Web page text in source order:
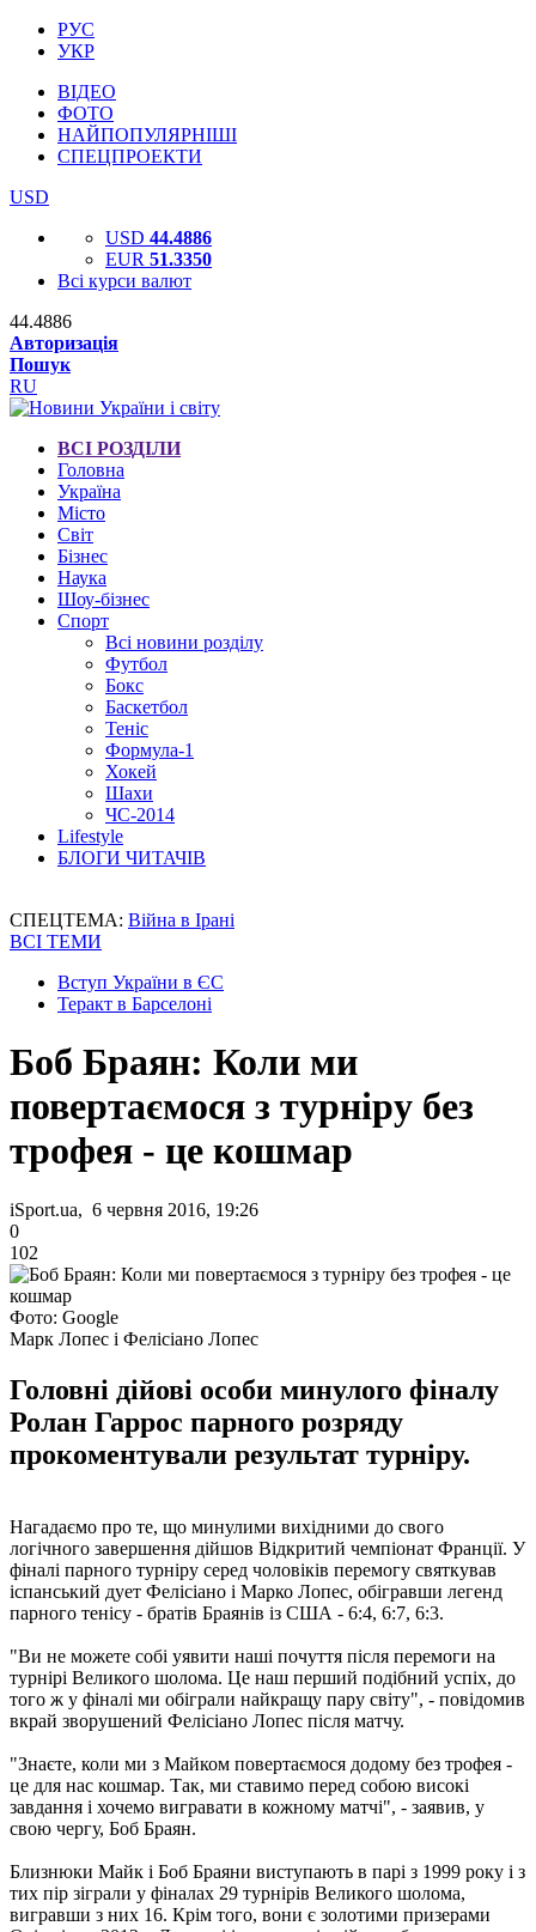
РУС
УКР
ВІДЕО
ФОТО
НАЙПОПУЛЯРНІШІ
СПЕЦПРОЕКТИ
USD
USD 44.4886
EUR 51.3350
Всі курси валют
44.4886
Авторизація
Пошук
RU
ВСІ РОЗДІЛИ
Головна
Україна
Місто
Світ
Бізнес
Наука
Шоу-бізнес
Спорт
Всі новини розділу
Футбол
Бокс
Баскетбол
Теніс
Формула-1
Хокей
Шахи
ЧС-2014
Lifestyle
БЛОГИ ЧИТАЧІВ
СПЕЦТЕМА: Війна в Ірані
ВСІ ТЕМИ
Вступ України в ЄС
Теракт в Барселоні
Боб Браян: Коли ми
повертаємося з турніру без
трофея - це кошмар
iSport.ua, 6 червня 2016, 19:26
0
102
Фото: Google
Марк Лопес і Фелісіано Лопес
Головні дійові особи минулого фіналу
Ролан Гаррос парного розряду
прокоментували результат турніру.
Нагадаємо про те, що минулими вихідними до свого
логічного завершення дійшов Відкритий чемпіонат Франції. У
фіналі парного турніру серед чоловіків перемогу святкував
іспанський дует Фелісіано і Марко Лопес, обігравши легенд
парного тенісу - братів Браянів із США - 6:4, 6:7, 6:3.
"Ви не можете собі уявити наші почуття після перемоги на
турнірі Великого шолома. Це наш перший подібний успіх, до
того ж у фіналі ми обіграли найкращу пару світу", - повідомив
вкрай зворушений Фелісіано Лопес після матчу.
"Знаєте, коли ми з Майком повертаємося додому без трофея -
це для нас кошмар. Так, ми ставимо перед собою високі
завдання і хочемо вигравати в кожному матчі", - заявив, у
свою чергу, Боб Браян.
Близнюки Майк і Боб Браяни виступають в парі з 1999 року і з
тих пір зіграли у фіналах 29 турнірів Великого шолома,
вигравши з них 16. Крім того, вони є золотими призерами